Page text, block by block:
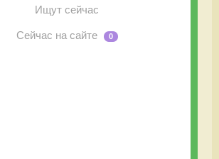
Ищут сейчас
Сейчас на сайте 0